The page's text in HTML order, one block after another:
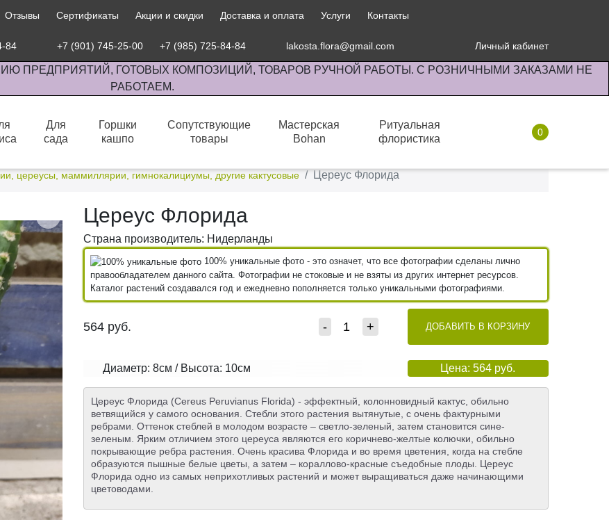
Отзывы Сертификаты Акции и скидки Доставка и оплата Услуги Контакты
84 +7 (901) 745-25-00 +7 (985) 725-84-84 lakosta.flora@gmail.com Личный кабинет
ПРЕДПРИЯТИЙ, ГОТОВЫХ КОМПОЗИЦИЙ, ТОВАРОВ РУЧНОЙ РАБОТЫ. С РОЗНИЧНЫМИ ЗАКАЗАМИ НЕ
РАБОТАЕМ.
Для
сада
Горшки
кашпо
Сопутствующие
товары
Мастерская
Bohan
Ритуальная
флористика
0
цереусы, маммиллярии, гимнокалициумы, другие кактусовые Цереус Флорида
Цереус Флорида
Страна производитель: Нидерланды
100% уникальные фото - это означет, что все фотографии сделаны лично
правообладателем данного сайта. Фотографии не стоковые и не взяты из других интернет ресурсов.
Каталог растений создавался год и ежедневно пополняется только уникальными фотографиями.
564 руб. - + ДОБАВИТЬ В КОРЗИНУ
Диаметр: 8см / Высота: 10см Цена: 564 руб.
Цереус Флорида (Сereus Peruvianus Florida) - эффектный, колонновидный кактус, обильно
ветвящийся у самого основания. Стебли этого растения вытянутые, с очень фактурными
ребрами. Оттенок стеблей в молодом возрасте – светло-зеленый, затем становится сине-
зеленым. Ярким отличием этого цереуса являются его коричнево-желтые колючки, обильно
покрывающие ребра растения. Очень красива Флорида и во время цветения, когда на стебле
образуются пышные белые цветы, а затем – кораллово-красные съедобные плоды. Цереус
Флорида одно из самых неприхотливых растений и может выращиваться даже начинающими
цветоводами.